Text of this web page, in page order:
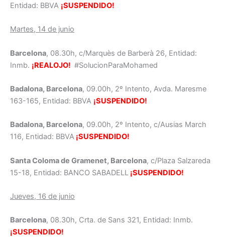
Entidad: BBVA ¡SUSPENDIDO!
Martes, 14 de junio
Barcelona, 08.30h, c/Marquès de Barberà 26, Entidad:
Inmb. ¡REALOJO! #SolucionParaMohamed
Badalona, Barcelona, 09.00h, 2º Intento, Avda. Maresme
163-165, Entidad: BBVA ¡SUSPENDIDO!
Badalona, Barcelona, 09.00h, 2º Intento, c/Ausias March
116, Entidad: BBVA ¡SUSPENDIDO!
Santa Coloma de Gramenet, Barcelona, c/Plaza Salzareda
15-18, Entidad: BANCO SABADELL ¡SUSPENDIDO!
Jueves, 16 de junio
Barcelona, 08.30h, Crta. de Sans 321, Entidad: Inmb.
¡SUSPENDIDO!